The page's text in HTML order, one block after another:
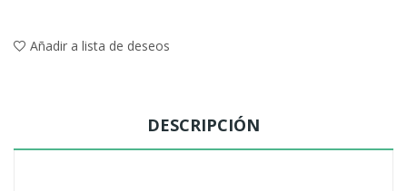
Añadir a lista de deseos
DESCRIPCIÓN